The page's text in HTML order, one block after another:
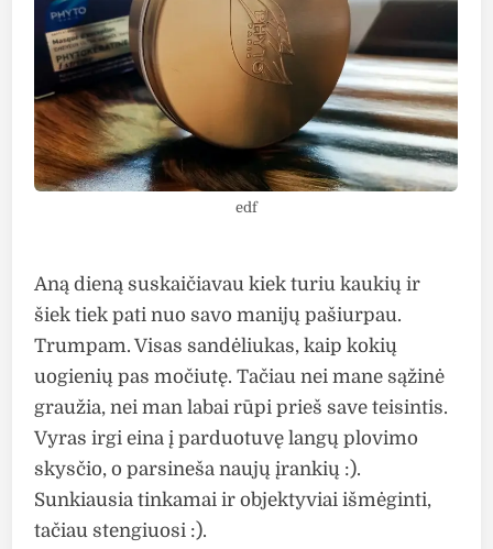
edf
Aną dieną suskaičiavau kiek turiu kaukių ir
šiek tiek pati nuo savo manijų pašiurpau.
Trumpam. Visas sandėliukas, kaip kokių
uogienių pas močiutę. Tačiau nei mane sąžinė
graužia, nei man labai rūpi prieš save teisintis.
Vyras irgi eina į parduotuvę langų plovimo
skysčio, o parsineša naujų įrankių :).
Sunkiausia tinkamai ir objektyviai išmėginti,
tačiau stengiuosi :).